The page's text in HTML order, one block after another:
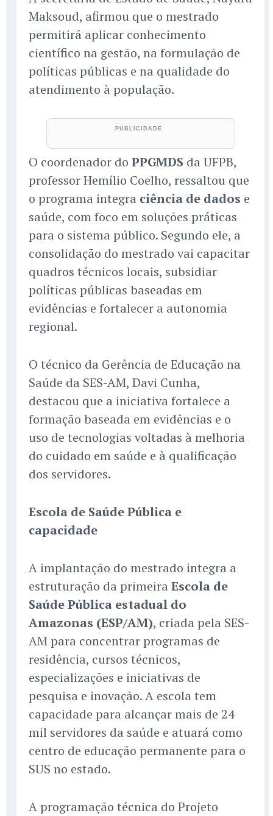
Maksoud, afirmou que o mestrado
permitirá aplicar conhecimento
científico na gestão, na formulação de
políticas públicas e na qualidade do
atendimento à população.
O coordenador do PPGMDS da UFPB,
professor Hemílio Coelho, ressaltou que
o programa integra ciência de dados e
saúde, com foco em soluções práticas
para o sistema público. Segundo ele, a
consolidação do mestrado vai capacitar
quadros técnicos locais, subsidiar
políticas públicas baseadas em
evidências e fortalecer a autonomia
regional.
O técnico da Gerência de Educação na
Saúde da SES-AM, Davi Cunha,
destacou que a iniciativa fortalece a
formação baseada em evidências e o
uso de tecnologias voltadas à melhoria
do cuidado em saúde e à qualificação
dos servidores.
Escola de Saúde Pública e
capacidade
A implantação do mestrado integra a
estruturação da primeira Escola de
Saúde Pública estadual do
Amazonas (ESP/AM), criada pela SES-
AM para concentrar programas de
residência, cursos técnicos,
especializações e iniciativas de
pesquisa e inovação. A escola tem
capacidade para alcançar mais de 24
mil servidores da saúde e atuará como
centro de educação permanente para o
SUS no estado.
A programação técnica do Projeto